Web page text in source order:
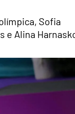
Sofia
e Alina